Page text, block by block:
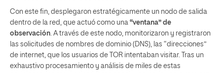
Con este fin, desplegaron estratégicamente un nodo de salida
dentro de la red, que actuó como una “ventana” de
observación. A través de este nodo, monitorizaron y registraron
las solicitudes de nombres de dominio (DNS), las “direcciones”
de internet, que los usuarios de TOR intentaban visitar. Tras un
exhaustivo procesamiento y análisis de miles de estas